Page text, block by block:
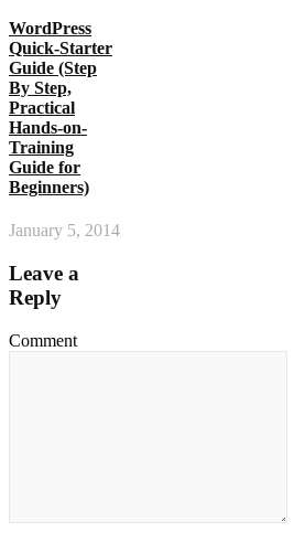
WordPress
Quick-Starter
Guide (Step
By Step,
Practical
Hands-on-
Training
Guide for
Beginners)
January 5, 2014
Leave a
Reply
Comment